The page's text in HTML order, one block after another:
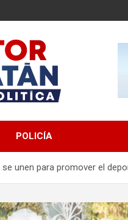
POLICÍA
unen para promover el